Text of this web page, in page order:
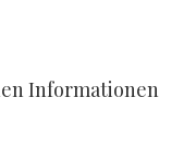
Informationen